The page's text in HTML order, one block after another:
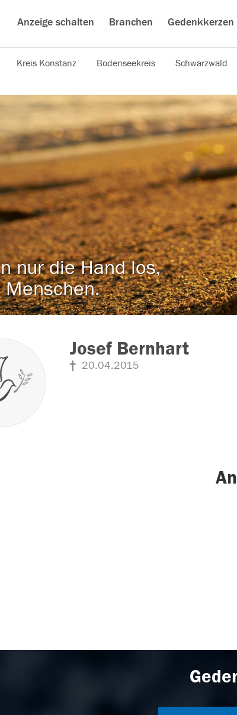
Anzeige schalten Branchen Gedenkkerzen
Kreis Konstanz Bodenseekreis Schwarzwald
nur die Hand los,
Josef Bernhart
20.04.2015